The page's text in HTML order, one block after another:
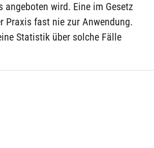
wird. Eine im Gesetz
Praxis fast nie zur Anwendung.
Statistik über solche Fälle